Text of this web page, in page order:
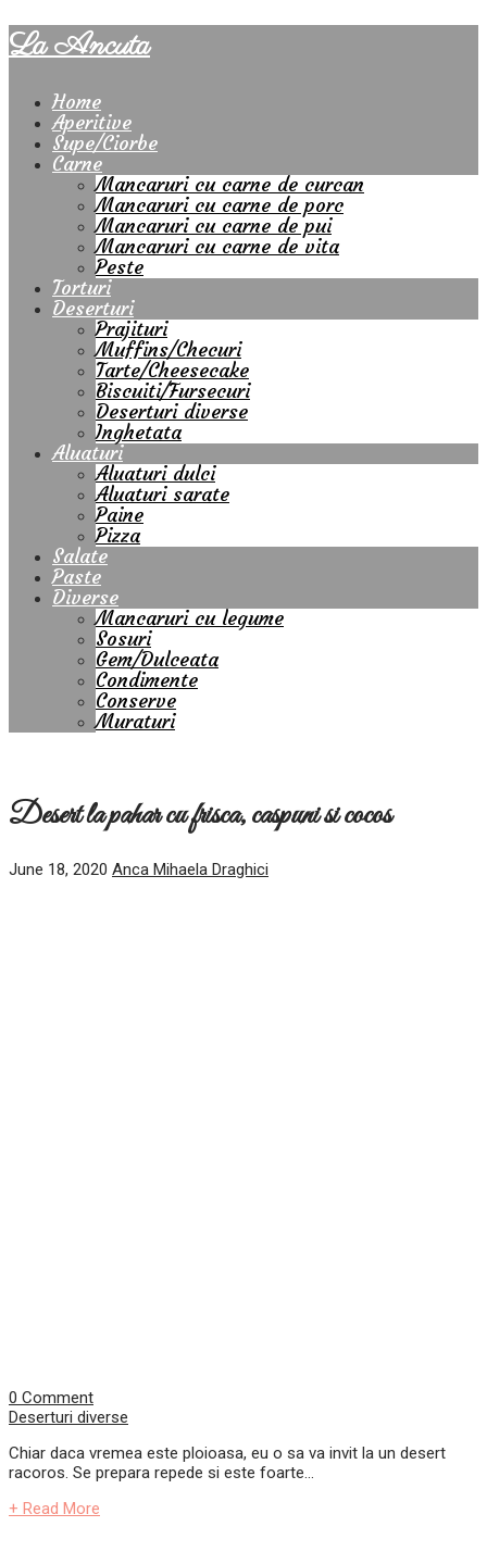
La Ancuta
Home
Aperitive
Supe/Ciorbe
Carne
Mancaruri cu carne de curcan
Mancaruri cu carne de porc
Mancaruri cu carne de pui
Mancaruri cu carne de vita
Peste
Torturi
Deserturi
Prajituri
Muffins/Checuri
Tarte/Cheesecake
Biscuiti/Fursecuri
Deserturi diverse
Inghetata
Aluaturi
Aluaturi dulci
Aluaturi sarate
Paine
Pizza
Salate
Paste
Diverse
Mancaruri cu legume
Sosuri
Gem/Dulceata
Condimente
Conserve
Muraturi
Desert la pahar cu frisca, caspuni si cocos
June 18, 2020 Anca Mihaela Draghici
0 Comment
Deserturi diverse
Chiar daca vremea este ploioasa, eu o sa va invit la un desert
racoros. Se prepara repede si este foarte...
+ Read More